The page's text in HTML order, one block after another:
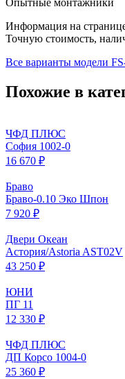
Опытные монтажники
Информация на
Точную стоимость,
Все варианты модели
Похожие в
ЧФД ПЛЮС
София 1002-0
16 670 ₽
Браво
Браво-0.10 Эко Шпон
7 920 ₽
Двери Океан
Астория/Astoria AST02V
43 250 ₽
ЮНИ
ПГ 11
12 330 ₽
ЧФД ПЛЮС
ДП Корсо 1004-0
25 360 ₽